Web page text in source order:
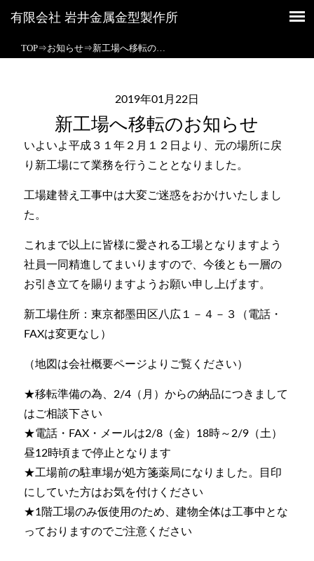
有限会社 岩井金属金型製作所
有限会社 岩井金属金型製作所
TOP⇒お知らせ⇒新工場へ移転の…
2019年01月22日
新工場へ移転のお知らせ
いよいよ平成３１年２月１２日より、元の場所に戻
り新工場にて業務を行うこととなりました。
工場建替え工事中は大変ご迷惑をおかけいたしまし
た。
これまで以上に皆様に愛される工場となりますよう
社員一同精進してまいりますので、今後とも一層の
お引き立てを賜りますようお願い申し上げます。
新工場住所：東京都墨田区八広１－４－３（電話・
FAXは変更なし）
（地図は会社概要ページよりご覧ください）
★移転準備の為、2/4（月）からの納品につきまして
はご相談下さい
★電話・FAX・メールは2/8（金）18時～2/9（土）
昼12時頃まで停止となります
★工場前の駐車場が処方箋薬局になりました。目印
にしていた方はお気を付けください
★1階工場のみ仮使用のため、建物全体は工事中とな
っておりますのでご注意ください